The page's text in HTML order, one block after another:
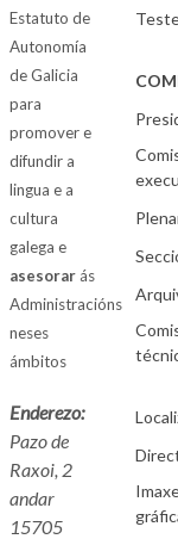
Estatuto de
Autonomía
de Galicia
para
promover e
difundir a
lingua e a
cultura
galega e
asesorarás
Administracións
neses
ámbitos
Enderezo:
Pazo de
Raxoi, 2
andar
15705